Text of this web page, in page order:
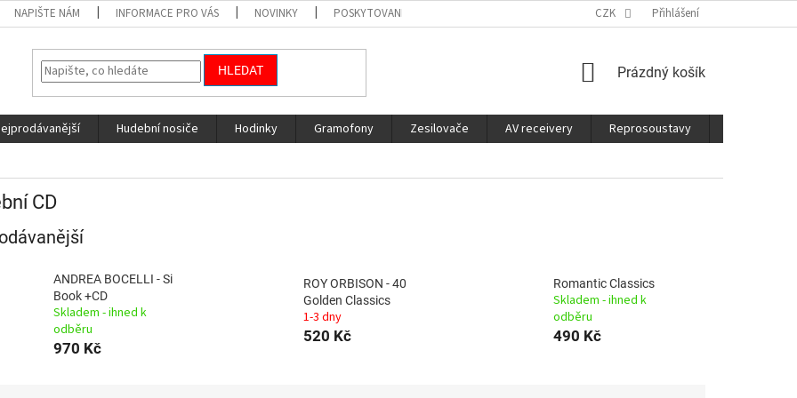
NAPIŠTE NÁM INFORMACE PRO VÁS NOVINKY POSKYTOVANÉ SLUŽBY CZK Přihlášení
HLEDAT
NÁKUPNÍ
Prázdný košík
Hudební nosiče Hodinky Gramofony Zesilovače AV receivery Reprosoustavy
CD
ANDREA BOCELLI - Si
Book +CD
Skladem - ihned k
odběru
970 Kč
ROY ORBISON - 40
Golden Classics
1-3 dny
520 Kč
Romantic Classics
Skladem - ihned k
odběru
490 Kč